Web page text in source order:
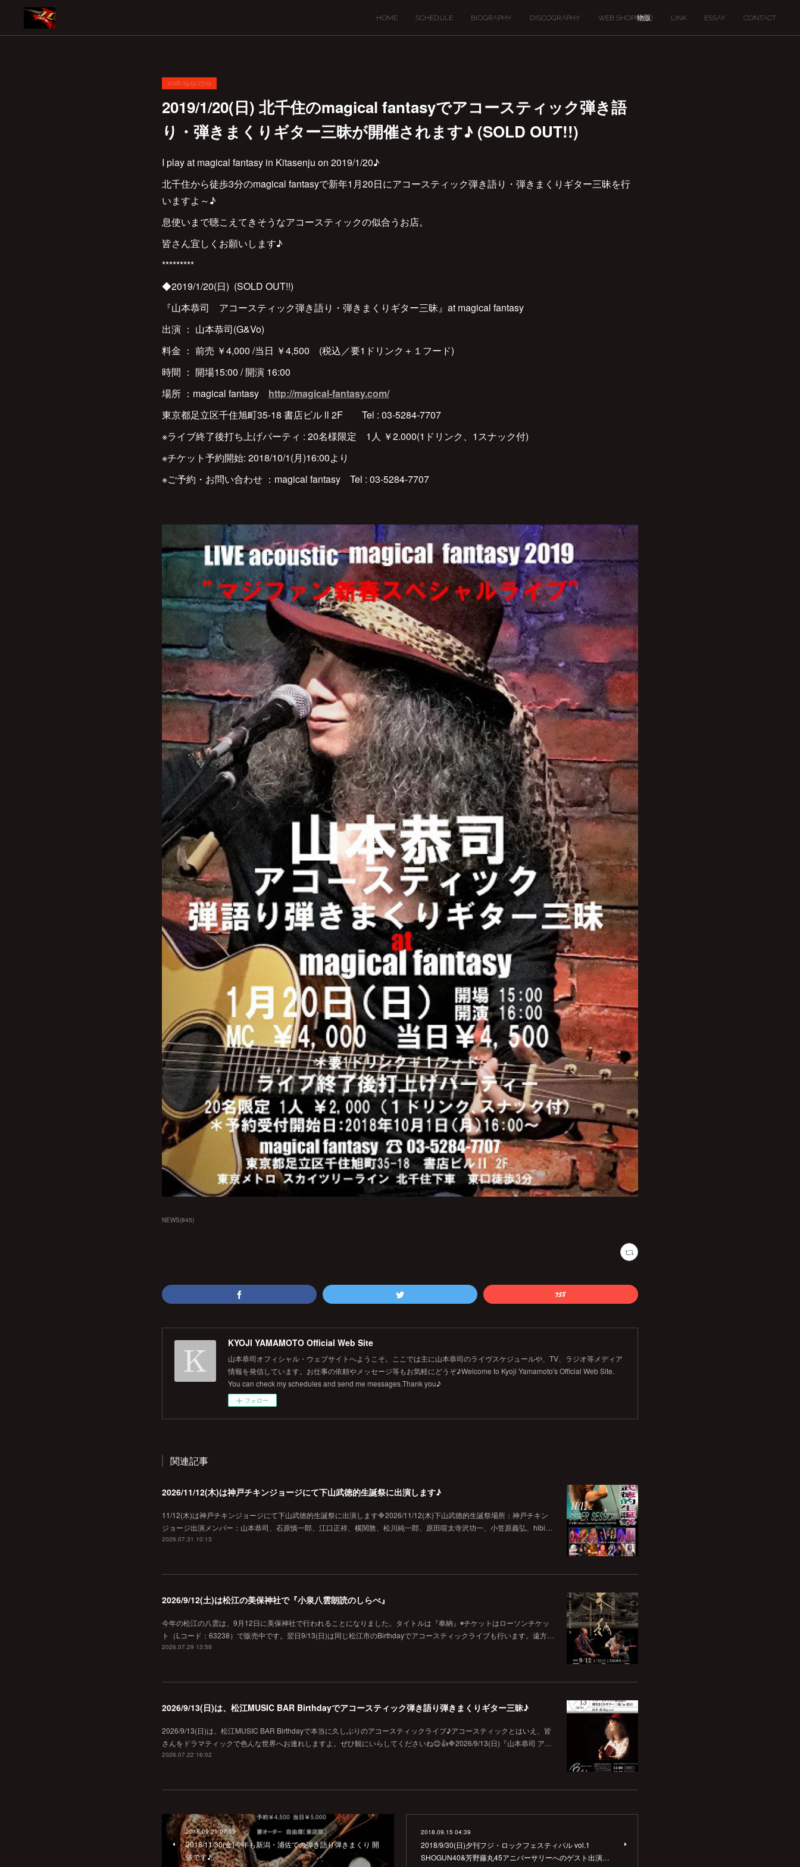
HOME SCHEDULE BIOGRAPHY DISCOGRAPHY WEB SHOP(物販) LINK ESSAY CONTACT
2018.09.19 23:19
2019/1/20(日) 北千住のmagical fantasyでアコースティック弾き語
り・弾きまくりギター三昧が開催されます♪ (SOLD OUT!!)
I play at magical fantasy in Kitasenju on 2019/1/20♪
北千住から徒歩3分のmagical fantasyで新年1月20日にアコースティック弾き語り・弾きまくりギター三昧を行
いますよ～♪
息使いまで聴こえてきそうなアコースティックの似合うお店。
皆さん宜しくお願いします♪
*********
◆2019/1/20(日) (SOLD OUT!!)
『山本恭司 アコースティック弾き語り・弾きまくりギター三昧』at magical fantasy
出演 ： 山本恭司(G&Vo)
料金 ： 前売 ￥4,000 /当日 ￥4,500 (税込／要1ドリンク＋１フード)
時間 ： 開場15:00 / 開演 16:00
場所 ：magical fantasy http://magical-fantasy.com/
東京都足立区千住旭町35-18 書店ビル ll 2F Tel : 03-5284-7707
※ライブ終了後打ち上げパーティ : 20名様限定 1人 ￥2.000(1ドリンク、1スナック付)
※チケット予約開始: 2018/10/1(月)16:00より
※ご予約・お問い合わせ ：magical fantasy Tel : 03-5284-7707
NEWS(845)
KYOJI YAMAMOTO Official Web Site
山本恭司オフィシャル・ウェブサイトへようこそ。ここでは主に山本恭司のライヴスケジュールや、TV、ラジオ等メディア
情報を発信しています。お仕事の依頼やメッセージ等もお気軽にどうぞ♪Welcome to Kyoji Yamamoto's Official Web Site.
You can check my schedules and send me messages.Thank you♪
フォロー
関連記事
2026/11/12(木)は神戸チキンジョージにて下山武徳的生誕祭に出演します♪
11/12(木)は神戸チキンジョージにて下山武徳的生誕祭に出演します🔷2026/11/12(木)下山武徳的生誕祭場所：神戸チキン
ジョージ出演メンバー：山本恭司、石原慎一郎、江口正祥、横関敦、松川純一郎、原田喧太寺沢功一、小笠原義弘、hibi…
2026.07.31 10:13
2026/9/12(土)は松江の美保神社で『小泉八雲朗読のしらべ』
今年の松江の八雲は、9月12日に美保神社で行われることになりました。タイトルは『奉納』◉チケットはローソンチケッ
ト（Lコード：63238）で販売中です。翌日9/13(日)は同じ松江市のBirthdayでアコースティックライブも行います。遠方…
2026.07.29 13:58
2026/9/13(日)は、松江MUSIC BAR Birthdayでアコースティック弾き語り弾きまくりギター三昧♪
2026/9/13(日)は、松江MUSIC BAR Birthdayで本当に久しぶりのアコースティックライブ♪アコースティックとはいえ、皆
さんをドラマティックで色んな世界へお連れしますよ。ぜひ観にいらしてくださいね😊👍🔷2026/9/13(日)『山本恭司 ア…
2026.07.22 16:02
2018.09.21 07:09
2018/11/30(金)今年も新潟・浦佐での弾き語り弾きまくり 開
催です♪
2018.09.15 04:39
2018/9/30(日)夕刊フジ・ロックフェスティバル vol.1
SHOGUN40&芳野藤丸45アニバーサリーへのゲスト出演…